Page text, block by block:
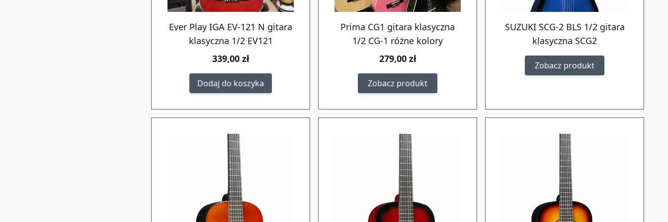
Ever Play IGA EV-121 N gitara
klasyczna 1/2 EV121
339,00 zł
Dodaj do koszyka
Prima CG1 gitara klasyczna
1/2 CG-1 różne kolory
279,00 zł
Zobacz produkt
SUZUKI SCG-2 BLS 1/2 gitara
klasyczna SCG2
Zobacz produkt